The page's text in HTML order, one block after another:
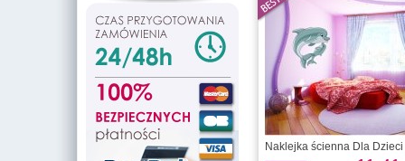
Naklejka ścienna Dla Dzieci